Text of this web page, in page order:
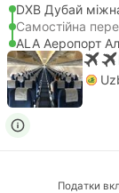
DXB Дубай
Самостійна
ALA Аеропорт
Податки